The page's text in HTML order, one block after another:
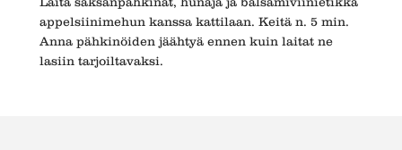
appelsiinimehun kanssa kattilaan. Keitä n. 5 min.
Anna pähkinöiden jäähtyä ennen kuin laitat ne
lasiin tarjoiltavaksi.